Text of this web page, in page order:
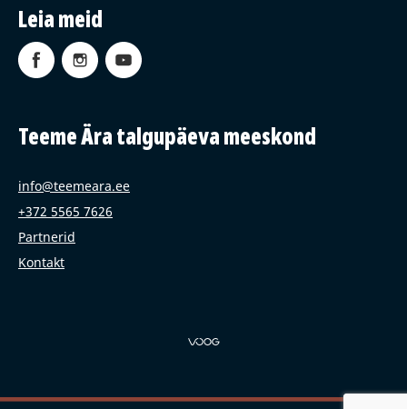
Leia meid
Teeme Ära talgupäeva meeskond
info@teemeara.ee
+372 5565 7626
Partnerid
Kontakt